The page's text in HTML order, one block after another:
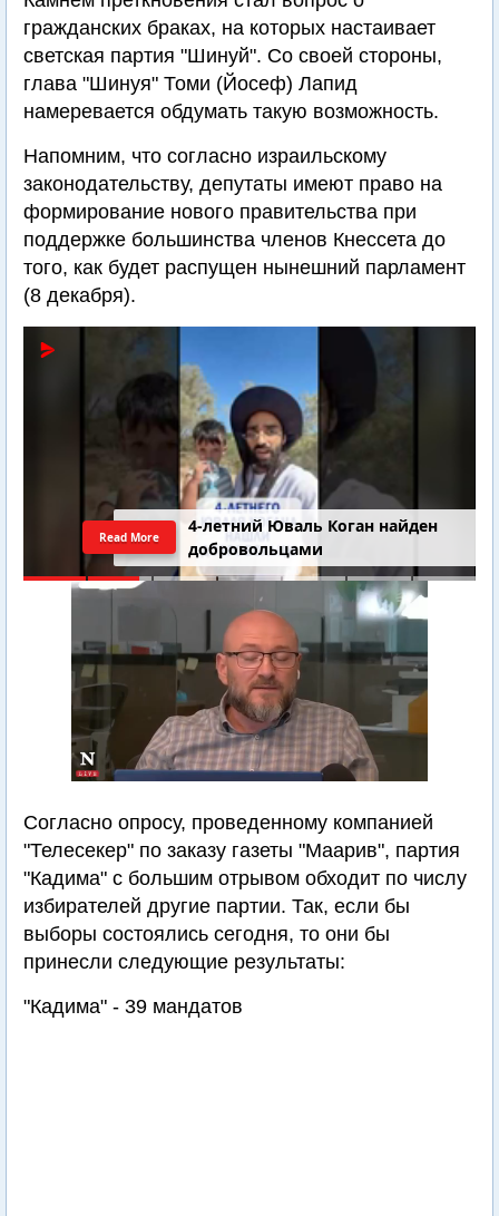
гражданских браках, на которых настаивает
светская партия "Шинуй". Со своей стороны,
глава "Шинуя" Томи (Йосеф) Лапид
намеревается обдумать такую возможность.
Напомним, что согласно израильскому
законодательству, депутаты имеют право на
формирование нового правительства при
поддержке большинства членов Кнессета до
того, как будет распущен нынешний парламент
(8 декабря).
4-летний Юваль Коган найден
добровольцами
Read More
Согласно опросу, проведенному компанией
"Телесекер" по заказу газеты "Маарив", партия
"Кадима" с большим отрывом обходит по числу
избирателей другие партии. Так, если бы
выборы состоялись сегодня, то они бы
принесли следующие результаты:
"Кадима" - 39 мандатов